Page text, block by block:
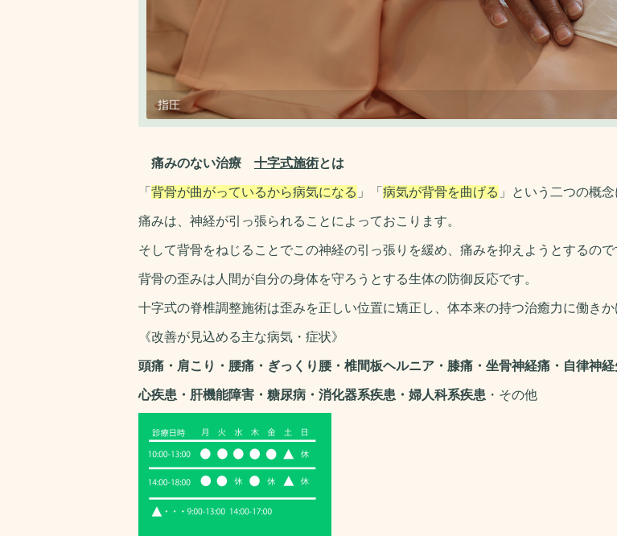
指圧
痛みのない治療 十字式施術とは
「 背骨が曲がっているから病気になる 」「 病気が背骨を曲げる 」という二つの概
痛みは、神経が引っ張られることによっておこります。
そして背骨をねじることでこの神経の引っ張りを緩め、痛みを抑えようとするので
背骨の歪みは人間が自分の身体を守ろうとする生体の防御反応です。
十字式の脊椎調整施術は歪みを正しい位置に矯正し、体本来の持つ治癒力に働きか
《改善が見込める主な病気・症状》
頭痛・肩こり・腰痛・ぎっくり腰・椎間板ヘルニア・膝痛・坐骨神経痛・自律神
心疾患・肝機能障害・糖尿病・消化器系疾患・婦人科系疾患 ・その他